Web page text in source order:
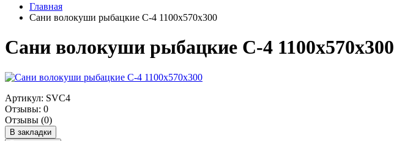
Главная
Сани волокуши рыбацкие С-4 1100х570х300
Сани волокуши рыбацкие С-4 1100х570х300
Артикул: SVС4
Отзывы: 0
Отзывы (0)
В закладки